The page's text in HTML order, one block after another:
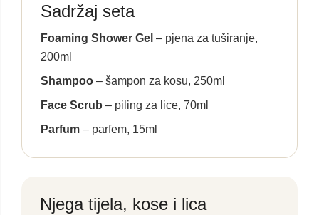
Sadržaj seta
Foaming Shower Gel – pjena za tuširanje,
200ml
Shampoo – šampon za kosu, 250ml
Face Scrub – piling za lice, 70ml
Parfum – parfem, 15ml
Njega tijela, kose i lica